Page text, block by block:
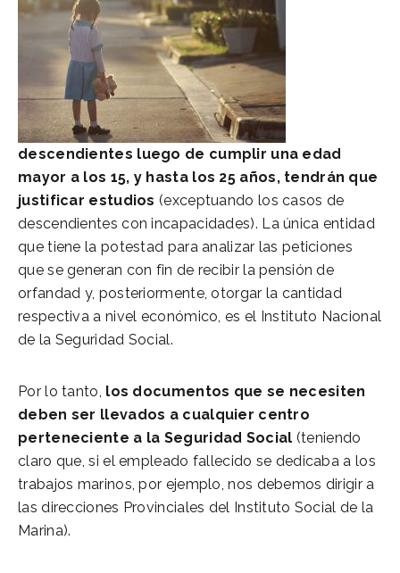
descendientes luego de cumplir una edad
mayor a los 15, y hasta los 25 años, tendrán que
justificar estudios (exceptuando los casos de
descendientes con incapacidades). La única entidad
que tiene la potestad para analizar las peticiones
que se generan con fin de recibir la pensión de
orfandad y, posteriormente, otorgar la cantidad
respectiva a nivel económico, es el Instituto Nacional
de la Seguridad Social.
Por lo tanto, los documentos que se necesiten
deben ser llevados a cualquier centro
perteneciente a la Seguridad Social (teniendo
claro que, si el empleado fallecido se dedicaba a los
trabajos marinos, por ejemplo, nos debemos dirigir a
las direcciones Provinciales del Instituto Social de la
Marina).